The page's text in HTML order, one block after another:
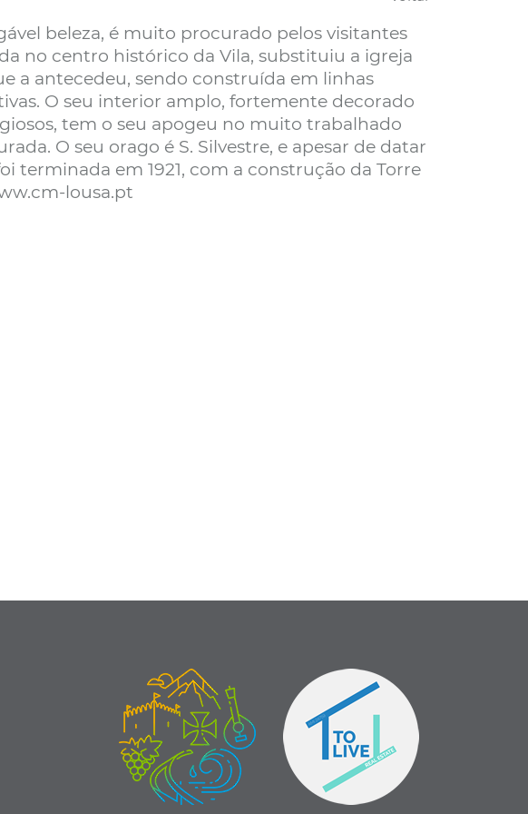
beleza, é muito procurado pelos visitantes
no centro histórico da Vila, substituiu a igreja
a antecedeu, sendo construída em linhas
O seu interior amplo, fortemente decorado
tem o seu apogeu no muito trabalhado
O seu orago é S. Silvestre, e apesar de datar
terminada em 1921, com a construção da Torre
lousa.pt